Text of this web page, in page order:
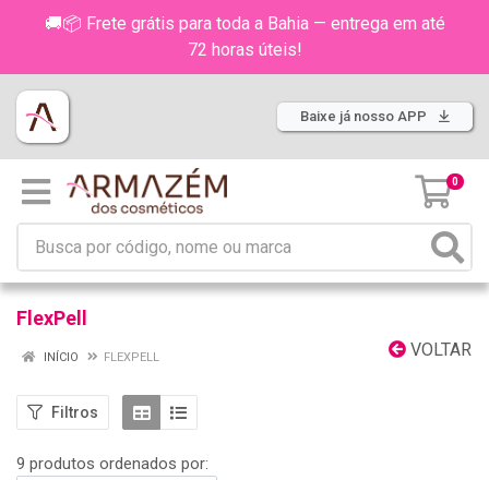
🚚📦 Frete grátis para toda a Bahia — entrega em até
72 horas úteis!
Baixe já nosso APP
0
FlexPell
VOLTAR
INÍCIO FLEXPELL
Filtros
9 produtos ordenados por: